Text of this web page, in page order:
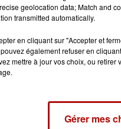
par une locomotive à
Gratuit
geolocation data; Match and
transmitted automatically.
en cliquant sur "Accepter et
également refuser en
mettre à jour vos choix, ou
Gérer mes